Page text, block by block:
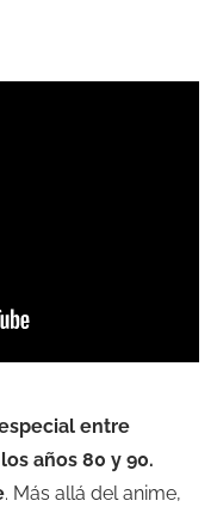
entre
años 80 y 90.
. Más allá del anime,